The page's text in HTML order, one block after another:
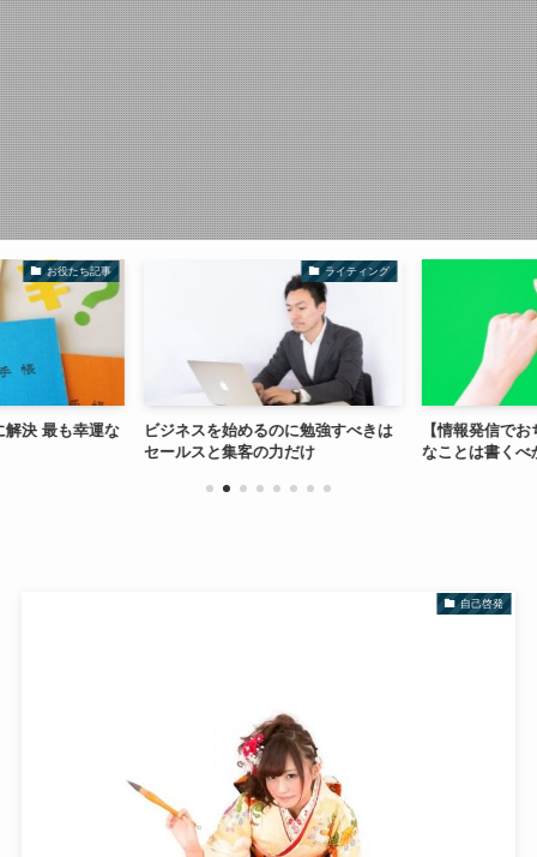
お役たち記事
決 最も幸運な
ライティング
ビジネスを始めるのに勉強すべきは
セールスと集客の力だけ
【情報発信でお
なことは書くべ
自己啓発